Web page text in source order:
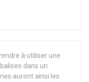
à utiliser une
dans un
auront ainsi les